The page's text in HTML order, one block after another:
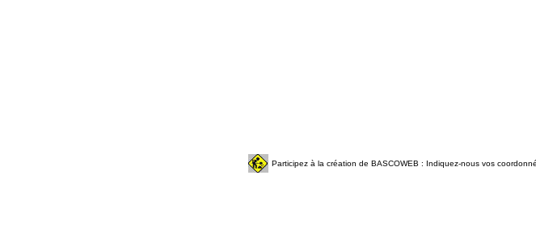
Participez à la création de BASCOWEB : Indiquez-nous vos